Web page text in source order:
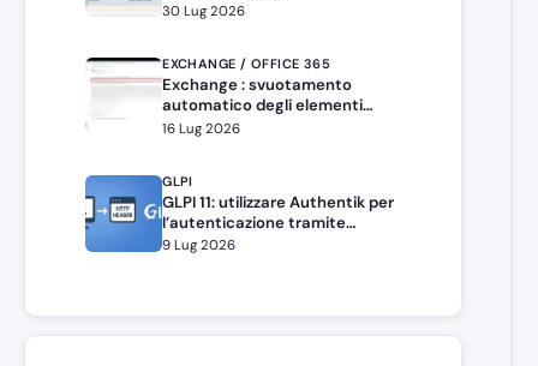
30 Lug 2026
EXCHANGE / OFFICE 365
Exchange : svuotamento
automatico degli elementi
eliminati
16 Lug 2026
GLPI
GLPI 11: utilizzare Authentik per
l’autenticazione tramite
intestazione HTTP
9 Lug 2026